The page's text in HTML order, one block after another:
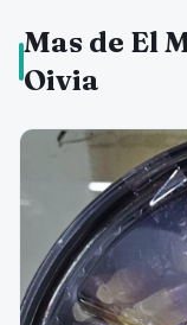
Mas de El
Oivia